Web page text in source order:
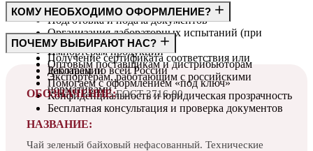
Консультация по требованиям ГОСТ
Подготовка и подача документов
Организация лабораторных испытаний (при
необходимости)
Получение сертификата соответствия или
декларации
КОМУ НЕОБХОДИМО ОФОРМЛЕНИЕ?
Производителям
Импортёрам продукции
Оптовым поставщикам и дистрибьюторам
Экспортёрам, работающим с российскими
нормативами
ПОЧЕМУ ВЫБИРАЮТ НАС?
Работаем по всей России
Помогаем с оформлением «под ключ»
Конфиденциальность и юридическая прозрачность
Бесплатная консультация и проверка документов
ОБОЗНАЧЕНИЕ:ГОСТ 3716-90
НАЗВАНИЕ:
Чай зеленый байховый нефасованный. Технические